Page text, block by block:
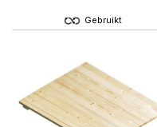
Gebruikt